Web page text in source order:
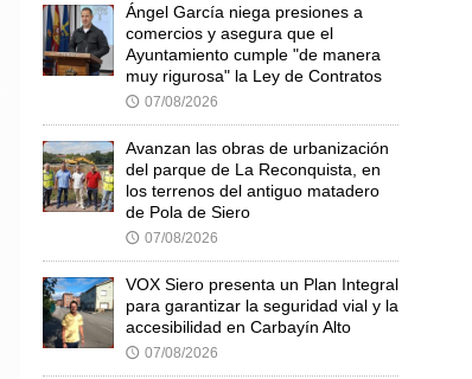
Ángel García niega presiones a
comercios y asegura que el
Ayuntamiento cumple "de manera
muy rigurosa" la Ley de Contratos
🕔 07/08/2026
Avanzan las obras de urbanización
del parque de La Reconquista, en
los terrenos del antiguo matadero
de Pola de Siero
🕔 07/08/2026
VOX Siero presenta un Plan Integral
para garantizar la seguridad vial y la
accesibilidad en Carbayín Alto
🕔 07/08/2026